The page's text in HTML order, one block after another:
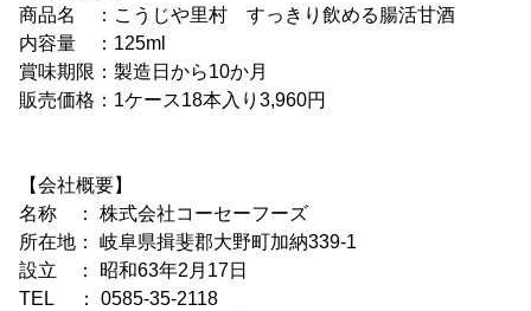
商品名 ：こうじや里村 すっきり飲める腸活甘酒
内容量 ：125ml
賞味期限：製造日から10か月
販売価格：1ケース18本入り3,960円
【会社概要】
名称 ： 株式会社コーセーフーズ
所在地： 岐阜県揖斐郡大野町加納339-1
設立 ： 昭和63年2月17日
TEL ： 0585-35-2118